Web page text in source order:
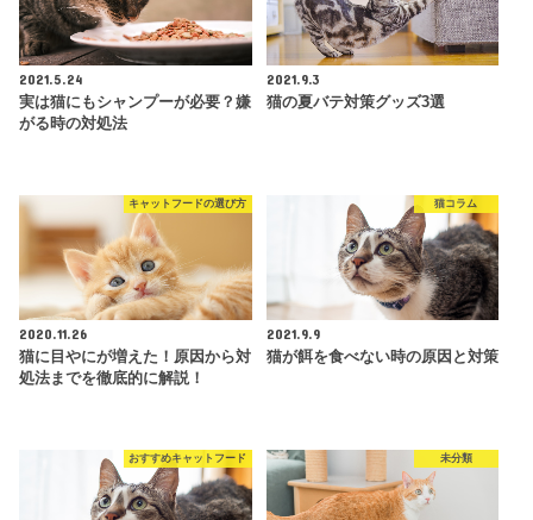
2021.5.24
実は猫にもシャンプーが必要？嫌
がる時の対処法
2021.9.3
猫の夏バテ対策グッズ3選
キャットフードの選び方
2020.11.26
猫に目やにが増えた！原因から対
処法までを徹底的に解説！
猫コラム
2021.9.9
猫が餌を食べない時の原因と対策
おすすめキャットフード 未分類